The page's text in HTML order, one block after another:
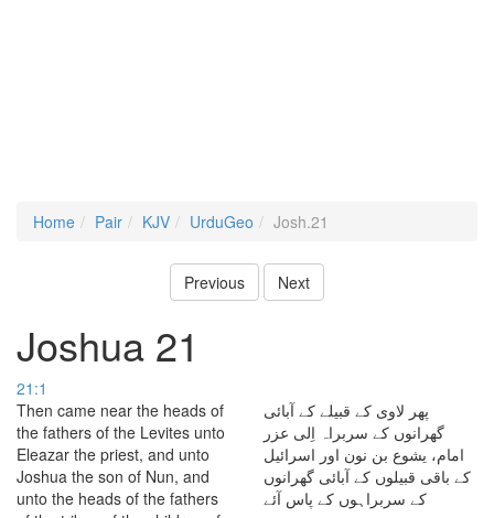
Home Pair KJV UrduGeo Josh.21
Previous Next
Joshua 21
21:1
Then came near the heads of
the fathers of the Levites unto
Eleazar the priest, and unto
Joshua the son of Nun, and
unto the heads of the fathers
پھر لاوی کے قبیلے کے آبائی
گھرانوں کے سربراہ اِلی عزر
امام، یشوع بن نون اور اسرائیل
کے باقی قبیلوں کے آبائی گھرانوں
کے سربراہوں کے پاس آئے